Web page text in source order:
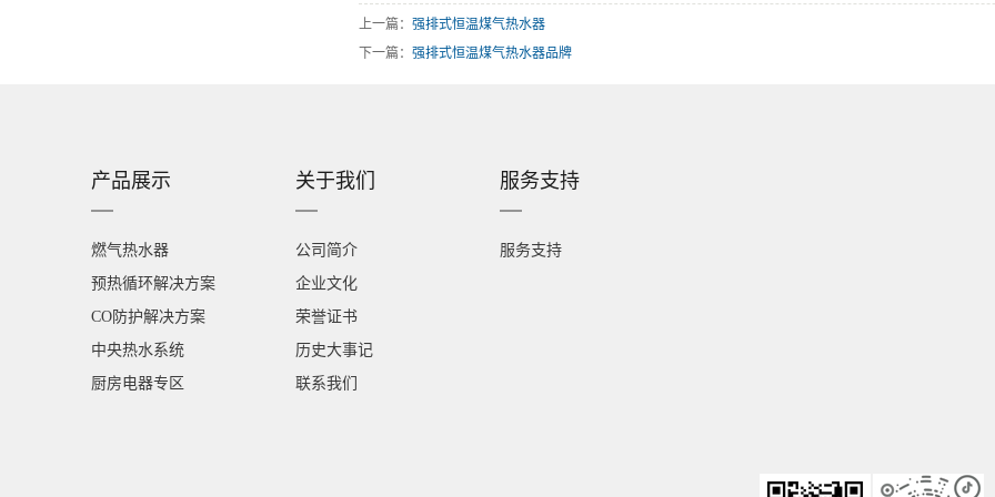
上一篇： 强排式恒温煤气热水器
下一篇： 强排式恒温煤气热水器品牌
产品展示
燃气热水器
预热循环解决方案
CO防护解决方案
中央热水系统
厨房电器专区
关于我们
公司简介
企业文化
荣誉证书
历史大事记
联系我们
服务支持
服务支持